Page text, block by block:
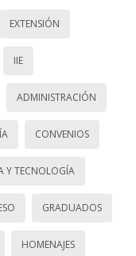
EXTENSIÓN
IIE
ADMINISTRACIÓN
CONVENIOS
Y TECNOLOGÍA
GRADUADOS
HOMENAJES